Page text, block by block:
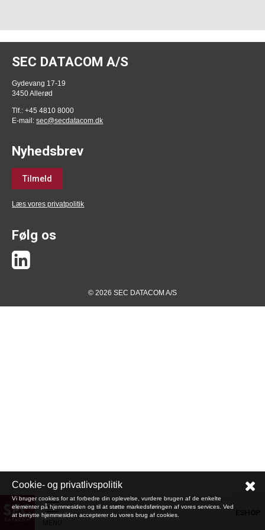
SEC DATACOM A/S
Gydevang 17-19
3450 Allerød
Tlf.: +45 4810 8000
E-mail:sec@secdatacom.dk
Nyhedsbrev
Tilmeld
Læs vores privatpolitik
Følg os
© 2026 SEC DATACOM A/S
Cookie- og privatlivspolitik
Vi bruger cookies for at forbedre din oplevelse, vurdere brugen af de enkelte
elementer på hjemmesiden og til at støtte markedsføringen af vores services. Ved
at benytte hjemmesiden accepterer du vores brug af cookies.